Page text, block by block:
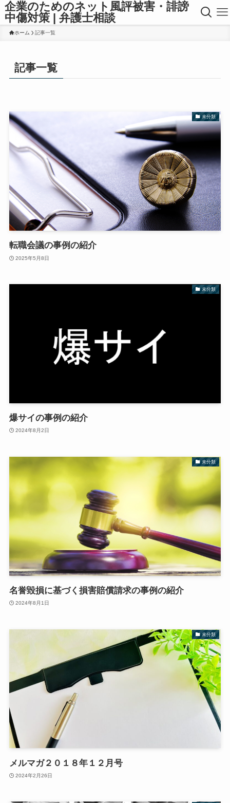
企業のためのネット風評被害・誹謗
中傷対策 | 弁護士相談
ホーム 記事一覧
記事一覧
未分類
転職会議の事例の紹介
2025年5月8日
未分類
爆サイの事例の紹介
2024年8月2日
未分類
名誉毀損に基づく損害賠償請求の事例の紹介
2024年8月1日
未分類
メルマガ２０１８年１２月号
2024年2月26日